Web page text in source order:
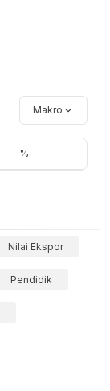
Makro
%
Nilai Ekspor
Pendidik